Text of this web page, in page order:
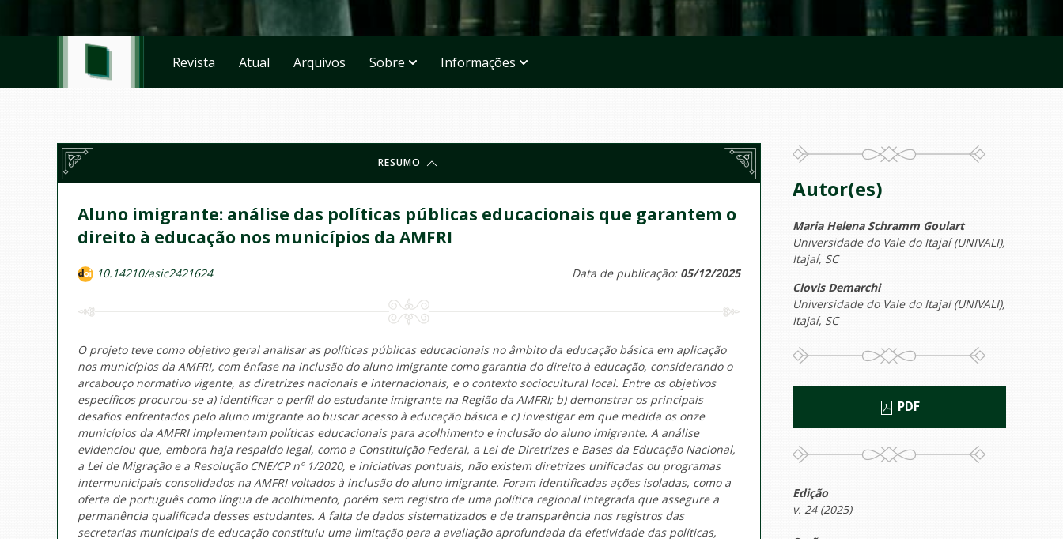
Revista Atual Arquivos Sobre Informações
RESUMO
Aluno imigrante: análise das políticas públicas educacionais que garantem o
direito à educação nos municípios da AMFRI
10.14210/asic2421624 Data de publicação: 05/12/2025
O projeto teve como objetivo geral analisar as políticas públicas educacionais no âmbito da educação básica em aplicação
nos municípios da AMFRI, com ênfase na inclusão do aluno imigrante como garantia do direito à educação, considerando o
arcabouço normativo vigente, as diretrizes nacionais e internacionais, e o contexto sociocultural local. Entre os objetivos
específicos procurou-se a) identificar o perfil do estudante imigrante na Região da AMFRI; b) demonstrar os principais
desafios enfrentados pelo aluno imigrante ao buscar acesso à educação básica e c) investigar em que medida os onze
municípios da AMFRI implementam políticas educacionais para acolhimento e inclusão do aluno imigrante. A análise
evidenciou que, embora haja respaldo legal, como a Constituição Federal, a Lei de Diretrizes e Bases da Educação Nacional,
a Lei de Migração e a Resolução CNE/CP nº 1/2020, e iniciativas pontuais, não existem diretrizes unificadas ou programas
intermunicipais consolidados na AMFRI voltados à inclusão do aluno imigrante. Foram identificadas ações isoladas, como a
oferta de português como língua de acolhimento, porém sem registro de uma política regional integrada que assegure a
permanência qualificada desses estudantes. A falta de dados sistematizados e de transparência nos registros das
secretarias municipais de educação constituiu uma limitação para a avaliação aprofundada da efetividade das políticas,
Autor(es)
Maria Helena Schramm Goulart
Universidade do Vale do Itajaí (UNIVALI),
Itajaí, SC
Clovis Demarchi
Universidade do Vale do Itajaí (UNIVALI),
Itajaí, SC
PDF
Edição
v. 24 (2025)